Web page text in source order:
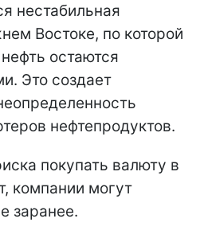
нестабильная
Востоке, по которой
остаются
Это создает
нефтепродуктов.
покупать валюту в
компании могут
заранее.